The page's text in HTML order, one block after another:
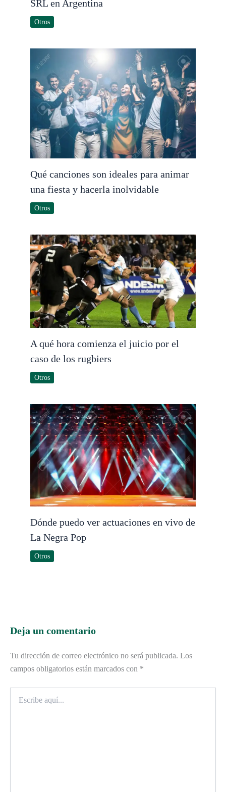
SRL en Argentina
Otros
Qué canciones son ideales para animar
una fiesta y hacerla inolvidable
Otros
A qué hora comienza el juicio por el
caso de los rugbiers
Otros
Dónde puedo ver actuaciones en vivo de
La Negra Pop
Otros
Deja un comentario
Tu dirección de correo electrónico no será publicada. Los
campos obligatorios están marcados con *
aquí...